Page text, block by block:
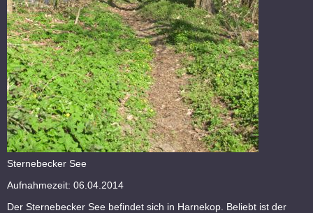
Sternebecker See
Aufnahmezeit: 06.04.2014
Der Sternebecker See befindet sich in Harnekop. Beliebt ist der